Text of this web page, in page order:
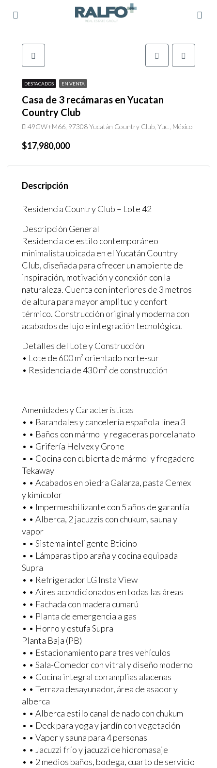
DESTACADOS EN VENTA
Casa de 3 recámaras en Yucatan
Country Club
49GW+M66, 97308 Yucatán Country Club, Yuc., México
$17,980,000
Descripción
Residencia Country Club – Lote 42
Descripción General
Residencia de estilo contemporáneo
minimalista ubicada en el Yucatán Country
Club, diseñada para ofrecer un ambiente de
inspiración, motivación y conexión con la
naturaleza. Cuenta con interiores de 3 metros
de altura para mayor amplitud y confort
térmico. Construcción original y moderna con
acabados de lujo e integración tecnológica.
Detalles del Lote y Construcción
• Lote de 600 m² orientado norte-sur
• Residencia de 430 m² de construcción
Amenidades y Características
• • Barandales y cancelería española línea 3
• • Baños con mármol y regaderas porcelanato
• • Grifería Helvex y Grohe
• • Cocina con cubierta de mármol y fregadero
Tekaway
• • Acabados en piedra Galarza, pasta Cemex
y kimicolor
• • Impermeabilizante con 5 años de garantía
• • Alberca, 2 jacuzzis con chukum, sauna y
vapor
• • Sistema inteligente Bticino
• • Lámparas tipo araña y cocina equipada
Supra
• • Refrigerador LG Insta View
• • Aires acondicionados en todas las áreas
• • Fachada con madera cumarú
• • Planta de emergencia a gas
• • Horno y estufa Supra
Planta Baja (PB)
• • Estacionamiento para tres vehículos
• • Sala-Comedor con vitral y diseño moderno
• • Cocina integral con amplias alacenas
• • Terraza desayunador, área de asador y
alberca
• • Alberca estilo canal de nado con chukum
• • Deck para yoga y jardín con vegetación
• • Vapor y sauna para 4 personas
• • Jacuzzi frío y jacuzzi de hidromasaje
• • 2 medios baños, bodega, cuarto de servicio